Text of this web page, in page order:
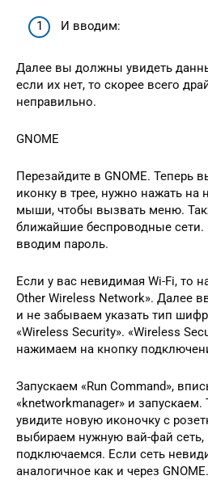
И вводим:
Далее вы должны увидеть
если их нет, то скорее всего
неправильно.
GNOME
Перезайдите в GNOME. Теперь
иконку в трее, нужно нажать на
мыши, чтобы вызвать меню.
ближайшие беспроводные
вводим пароль.
Если у вас невидимая Wi-Fi, то
Other Wireless Network». Далее
и не забываем указать тип
«Wireless Security». «Wireless
нажимаем на кнопку
Запускаем «Run Command»,
«knetworkmanager» и запускаем.
увидите новую иконочку с
выбираем нужную вай-фай
подключаемся. Если сеть
аналогичное как и через GNOME.